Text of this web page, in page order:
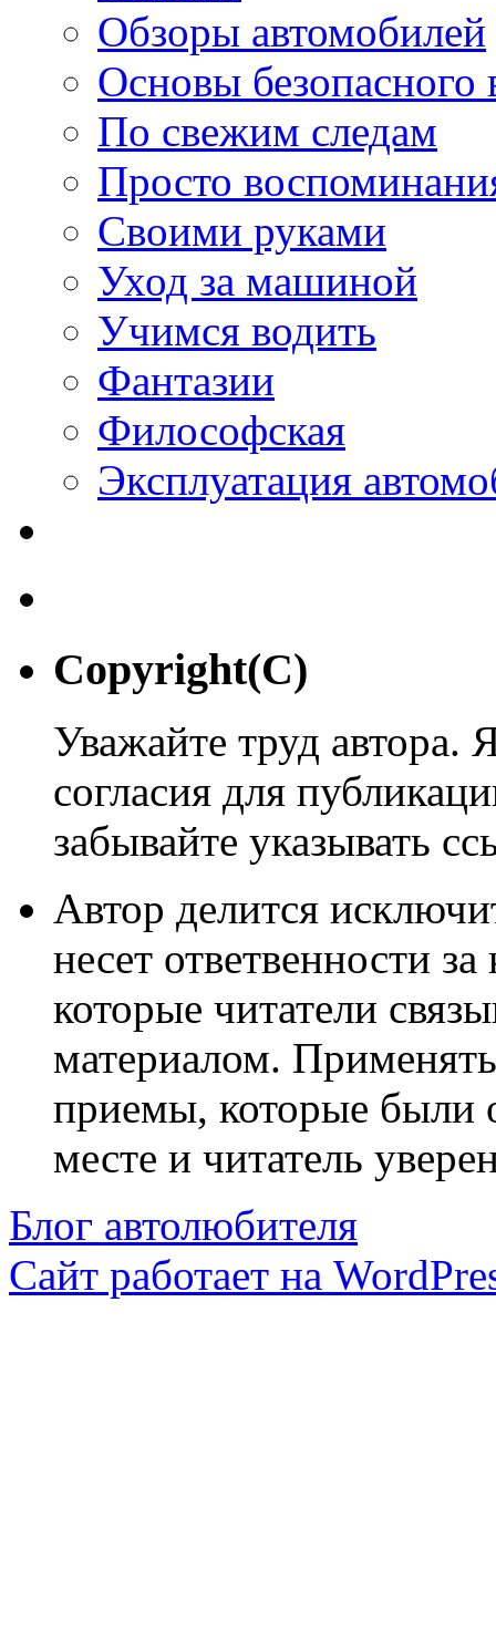
Обзоры автомобилей
Основы безопасного
По свежим следам
Просто
Своими руками
Уход за машиной
Учимся водить
Фантазии
Философская
Эксплуатация
Copyright(C)
Уважайте труд автора.
согласия для
забывайте указывать
Автор делится
несет ответвенности
которые читатели
материалом.
приемы, которые были
месте и читатель
Блог автолюбителя
Сайт работает на